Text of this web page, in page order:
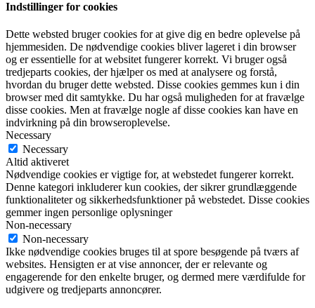
Indstillinger for cookies
Dette websted bruger cookies for at give dig en bedre oplevelse på
hjemmesiden. De nødvendige cookies bliver lageret i din browser
og er essentielle for at websitet fungerer korrekt. Vi bruger også
tredjeparts cookies, der hjælper os med at analysere og forstå,
hvordan du bruger dette websted. Disse cookies gemmes kun i din
browser med dit samtykke. Du har også muligheden for at fravælge
disse cookies. Men at fravælge nogle af disse cookies kan have en
indvirkning på din browseroplevelse.
Necessary
Necessary
Altid aktiveret
Nødvendige cookies er vigtige for, at webstedet fungerer korrekt.
Denne kategori inkluderer kun cookies, der sikrer grundlæggende
funktionaliteter og sikkerhedsfunktioner på webstedet. Disse cookies
gemmer ingen personlige oplysninger
Non-necessary
Non-necessary
Ikke nødvendige cookies bruges til at spore besøgende på tværs af
websites. Hensigten er at vise annoncer, der er relevante og
engagerende for den enkelte bruger, og dermed mere værdifulde for
udgivere og tredjeparts annoncører.